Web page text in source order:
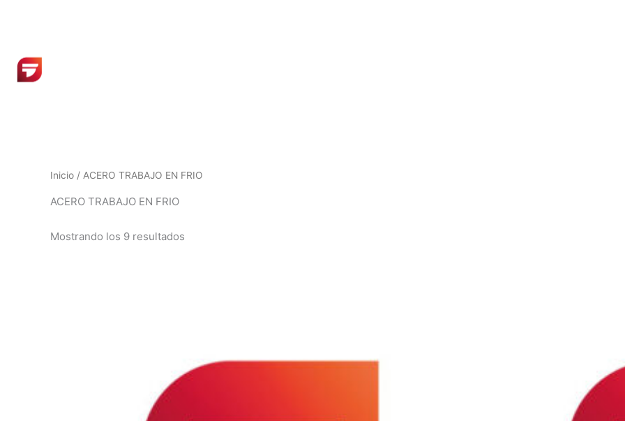
Inicio / ACERO TRABAJO EN FRIO
ACERO TRABAJO EN FRIO
Mostrando los 9 resultados